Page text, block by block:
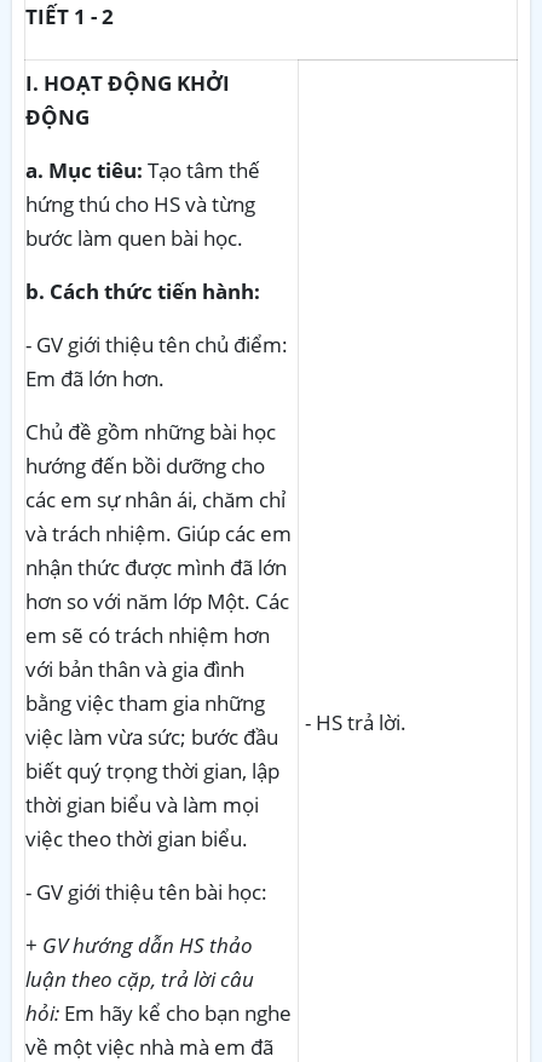
TIẾT 1 - 2
I. HOẠT ĐỘNG KHỞI
ĐỘNG
a. Mục tiêu: Tạo tâm thế
hứng thú cho HS và từng
bước làm quen bài học.
b. Cách thức tiến hành:
- GV giới thiệu tên chủ điểm:
Em đã lớn hơn.
Chủ đề gồm những bài học
hướng đến bồi dưỡng cho
các em sự nhân ái, chăm chỉ
và trách nhiệm. Giúp các em
nhận thức được mình đã lớn
hơn so với năm lớp Một. Các
em sẽ có trách nhiệm hơn
với bản thân và gia đình
bằng việc tham gia những
việc làm vừa sức; bước đầu
biết quý trọng thời gian, lập
thời gian biểu và làm mọi
việc theo thời gian biểu.
- GV giới thiệu tên bài học:
+ GV hướng dẫn HS thảo
luận theo cặp, trả lời câu
hỏi: Em hãy kể cho bạn nghe
về một việc nhà mà em đã
- HS trả lời.